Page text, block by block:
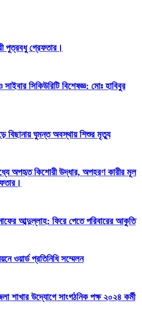
পুত্রবধু গ্রেফতার।
সিকিউরিটি বিশেষজ্ঞ: মোঃ হাবিবুর
বিছানায় ঘুমন্ত অবস্থায় শিশুর মৃত্যু
অপহৃত কিশোরী উদ্ধার, অপহরণ কারীর মূল
আব্দুল্লাহ: ফিরে পেতে পরিবারের আকুতি
ওয়ার্ড প্রতিনিধি সম্মেলন
শাখার উদ্যোগে সাংগঠনিক পক্ষ ২০২৪ কর্মী